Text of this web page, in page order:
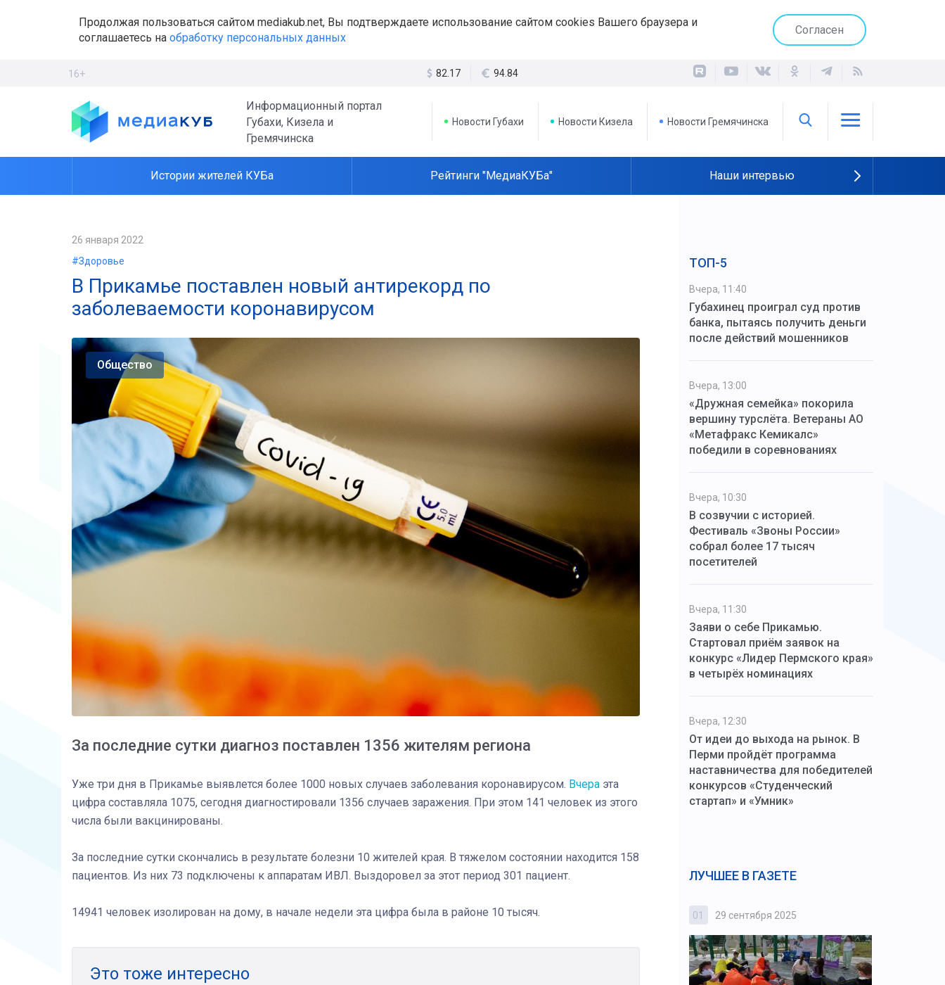
Продолжая пользоваться сайтом mediakub.net, Вы подтверждаете использование сайтом cookies Вашего браузера и
соглашаетесь на обработку персональных данных
Согласен
16+ 82.17 94.84
Информационный портал
Губахи, Кизела и
Гремячинска
Новости Губахи Новости Кизела Новости Гремячинска
Истории жителей КУБа Рейтинги "МедиаКУБа" Наши интервью
26 января 2022
#Здоровье
В Прикамье поставлен новый антирекорд по
заболеваемости коронавирусом
Общество
За последние сутки диагноз поставлен 1356 жителям региона
Уже три дня в Прикамье выявлется более 1000 новых случаев заболевания коронавирусом. Вчера эта
цифра составляла 1075, сегодня диагностировали 1356 случаев заражения. При этом 141 человек из этого
числа были вакцинированы.
За последние сутки скончались в результате болезни 10 жителей края. В тяжелом состоянии находится 158
пациентов. Из них 73 подключены к аппаратам ИВЛ. Выздоровел за этот период 301 пациент.
14941 человек изолирован на дому, в начале недели эта цифра была в районе 10 тысяч.
Это тоже интересно
ТОП-5
Вчера, 11:40
Губахинец проиграл суд против
банка, пытаясь получить деньги
после действий мошенников
Вчера, 13:00
«Дружная семейка» покорила
вершину турслёта. Ветераны АО
«Метафракс Кемикалс»
победили в соревнованиях
Вчера, 10:30
В созвучии с историей.
Фестиваль «Звоны России»
собрал более 17 тысяч
посетителей
Вчера, 11:30
Заяви о себе Прикамью.
Стартовал приём заявок на
конкурс «Лидер Пермского края»
в четырёх номинациях
Вчера, 12:30
От идеи до выхода на рынок. В
Перми пройдёт программа
наставничества для победителей
конкурсов «Студенческий
стартап» и «Умник»
ЛУЧШЕЕ В ГАЗЕТЕ
03 4 октября 2025 01 29 сентября 2025